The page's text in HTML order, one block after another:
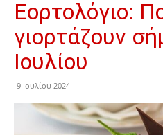
Εορτολόγιο:
γιορτάζουν
Ιουλίου
9 Ιουλίου 2024